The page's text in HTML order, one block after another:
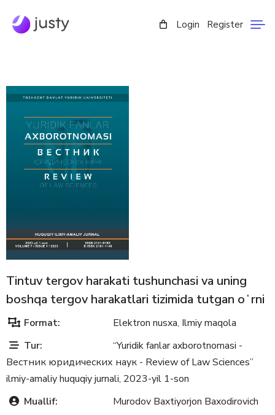
Login Register
Tintuv tergov harakati tushunchasi va uning
boshqa tergov harakatlari tizimida tutgan oʻrni
Format: Elektron nusxa, Ilmiy maqola
Tur:
“Yuridik fanlar axborotnomasi -
Вестник юридических наук - Review of Law Sciences”
ilmiy-amaliy huquqiy jurnali, 2023-yil 1-son
Muallif:
Murodov Baxtiyorjon Baxodirovich